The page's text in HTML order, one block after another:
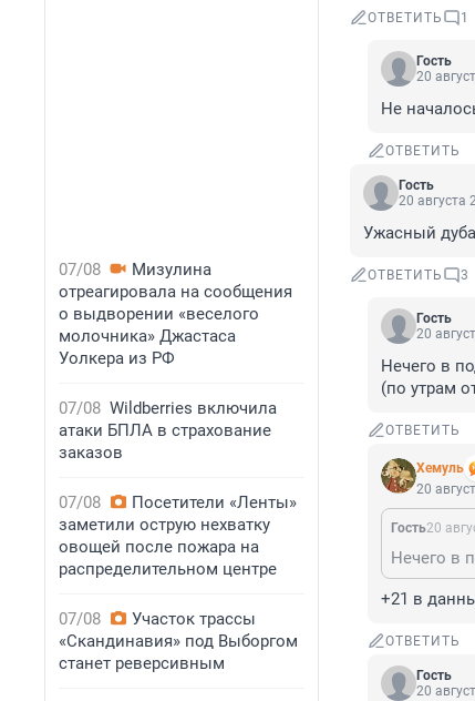
07/08
Мизулина
отреагировала на сообщения
о выдворении «веселого
молочника» Джастаса
Уолкера из РФ
07/08 Wildberries включила
атаки БПЛА в страхование
заказов
07/08
Посетители «Ленты»
заметили острую нехватку
овощей после пожара на
распределительном центре
07/08
Участок трассы
«Скандинавия» под Выборгом
станет реверсивным
ОТВЕТИТЬ 1
Гость
20
Не
ОТВЕТИТЬ
Гость
20 августа
Ужасный
ОТВЕТИТЬ 3
Гость
20
Нечего в
(по утрам
ОТВЕТИТЬ
Xемуль
20
Гость20
+21 в
ОТВЕТИТЬ
Гость
20